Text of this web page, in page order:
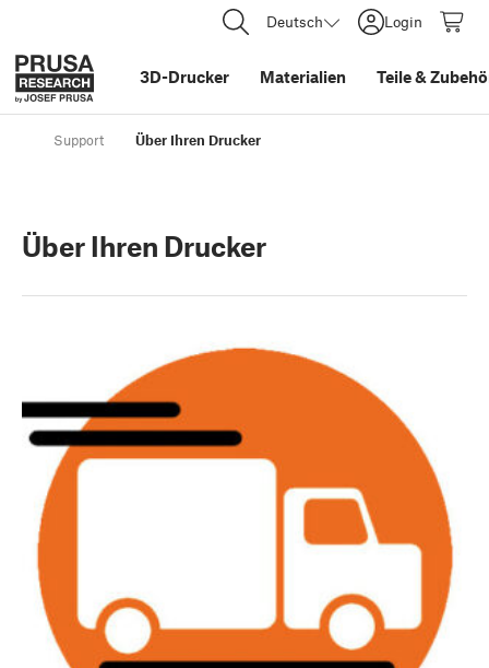
Deutsch Login
3D-Drucker Materialien Teile&
Support Über Ihren Drucker
Über Ihren Drucker